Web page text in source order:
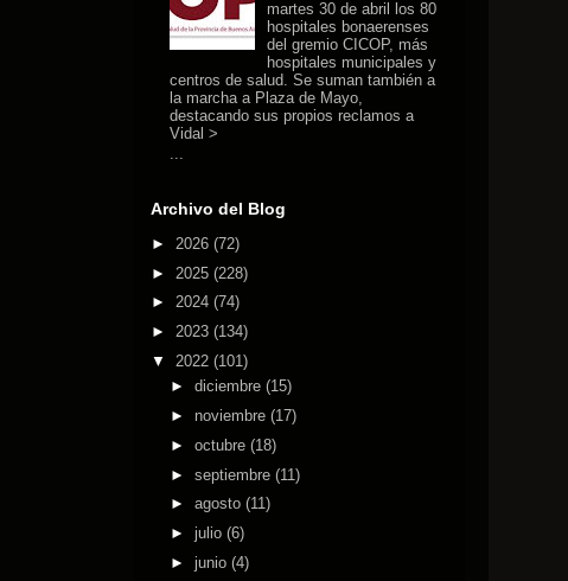
martes 30 de abril los 80
hospitales bonaerenses
del gremio CICOP, más
hospitales municipales y
centros de salud. Se suman también a
la marcha a Plaza de Mayo,
destacando sus propios reclamos a
Vidal >
...
Archivo del Blog
► 2026 (72)
► 2025 (228)
► 2024 (74)
► 2023 (134)
▼ 2022 (101)
► diciembre (15)
► noviembre (17)
► octubre (18)
► septiembre (11)
► agosto (11)
► julio (6)
► junio (4)